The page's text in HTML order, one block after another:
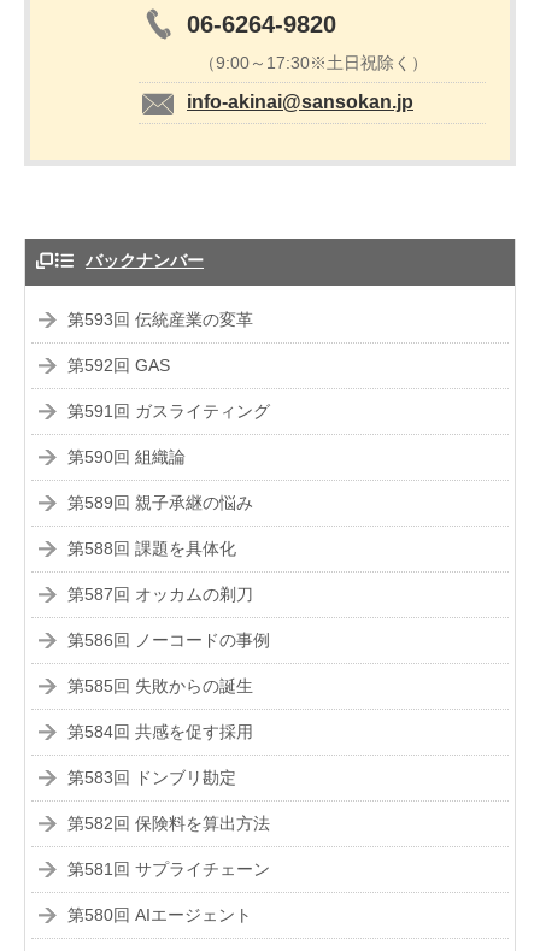
06-6264-9820
（9:00～17:30※土日祝除く）
info-akinai@sansokan.jp
バックナンバー
第593回 伝統産業の変革
第592回 GAS
第591回 ガスライティング
第590回 組織論
第589回 親子承継の悩み
第588回 課題を具体化
第587回 オッカムの剃刀
第586回 ノーコードの事例
第585回 失敗からの誕生
第584回 共感を促す採用
第583回 ドンブリ勘定
第582回 保険料を算出方法
第581回 サプライチェーン
第580回 AIエージェント